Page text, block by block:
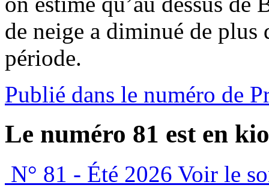
de neige a diminué de plus
période.
Publié dans le numéro de
Le numéro 81 est en
N° 81 - Été 2026 Voir le